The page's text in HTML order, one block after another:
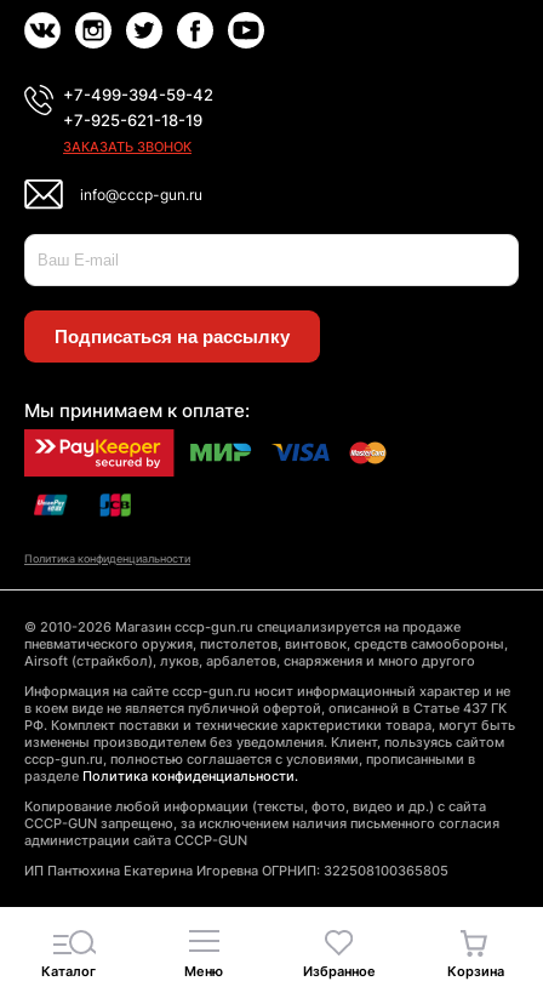
+7-499-394-59-42
+7-925-621-18-19
ЗАКАЗАТЬ ЗВОНОК
info@cccp-gun.ru
Подписаться на рассылку
Мы принимаем к оплате:
Политика конфиденциальности
© 2010-2026 Магазин cccp-gun.ru специализируется на продаже
пневматического оружия, пистолетов, винтовок, средств самообороны,
Airsoft (страйкбол), луков, арбалетов, снаряжения и много другого
Информация на сайте cccp-gun.ru носит информационный характер и не
в коем виде не является публичной офертой, описанной в Статье 437 ГК
РФ. Комплект поставки и технические харктеристики товара, могут быть
изменены производителем без уведомления. Клиент, пользуясь сайтом
cccp-gun.ru, полностью соглашается с условиями, прописанными в
разделе Политика конфиденциальности.
Копирование любой информации (тексты, фото, видео и др.) с сайта
CCCP-GUN запрещено, за исключением наличия письменного согласия
администрации сайта CCCP-GUN
ИП Пантюхина Екатерина Игоревна ОГРНИП: 322508100365805
Каталог Меню Избранное Корзина